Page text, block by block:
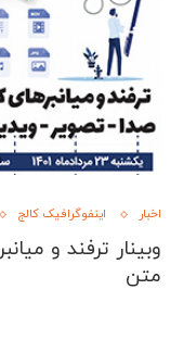
اخبار اینفوگرافیک کالج
وبینار ترفند و
متن